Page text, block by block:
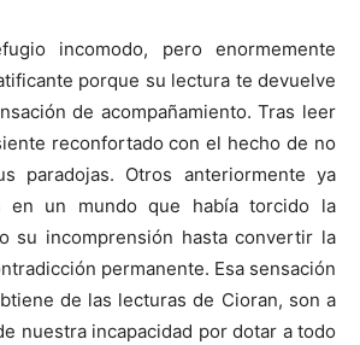
incomodo, pero enormemente
porque su lectura te devuelve
de acompañamiento. Tras leer
reconfortado con el hecho de no
paradojas. Otros anteriormente ya
en un mundo que había torcido la
su incomprensión hasta convertir la
permanente. Esa sensación
de las lecturas de Cioran, son a
nuestra incapacidad por dotar a todo